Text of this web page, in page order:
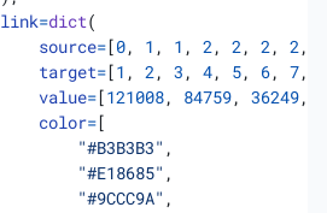
link=dict(
source= [0, 1 , 1 , 2, 2, 2, 2,
target= [1 , 2, 3 , 4, 5, 6, 7,
value= [121008, 84759, 36249,
color= [
"#B3B3B3" ,
"#E18685" ,
"#9CCC9A" ,